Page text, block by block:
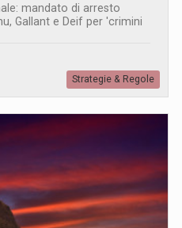
mandato di arresto
Gallant e Deif per 'crimini
Strategie & Regole